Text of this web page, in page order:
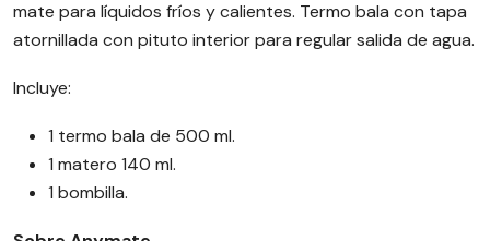
mate para líquidos fríos y calientes. Termo bala con tapa
atornillada con pituto interior para regular salida de agua.
Incluye:
1 termo bala de 500 ml.
1 matero 140 ml.
1 bombilla.